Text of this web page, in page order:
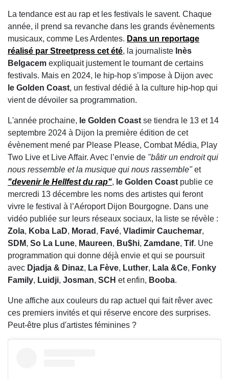
La tendance est au rap et les festivals le savent. Chaque
année, il prend sa revanche dans les grands évènements
musicaux, comme Les Ardentes. Dans un reportage
réalisé par Streetpress cet été, la journaliste Inès
Belgacem expliquait justement le tournant de certains
festivals. Mais en 2024, le hip-hop s’impose à Dijon avec
le Golden Coast, un festival dédié à la culture hip-hop qui
vient de dévoiler sa programmation.
L'année prochaine, e Golden Coast se tiendra le 13 et 14
septembre 2024 à Dijon la première édition de cet
évènement mené par Please Please, Combat Média, Play
Two Live et Live Affair. Avec l’envie de "bâtir un endroit qui
nous ressemble et la musique qui nous rassemble"et
"devenir le Hellfest du rap", le Golden Coast publie ce
mercredi 13 décembre les noms des artistes qui feront
vivre le festival à l’Aéroport Dijon Bourgogne. Dans une
vidéo publiée sur leurs réseaux sociaux, la liste se révèle :
Zola, Koba LaD, Morad , Favé, Vladimir Cauchemar,
SDM, So La Lune, Maureen, Bu$hi, Zamdane, Tif. Une
programmation qui donne déjà envie et qui se poursuit
avec Djadja & Dinaz, La Fève, Luther, Lala &Ce, Fonky
Family, Luidji, Josman, SCH et enfin, Booba.
Une affiche aux couleurs du rap actuel qui fait rêver avec
ces premiers invités et qui réserve encore des surprises.
Peut-être plus d'artistes féminines ?